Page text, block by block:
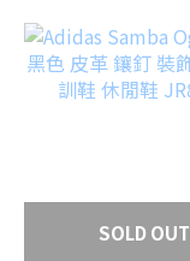
SOLD OUT